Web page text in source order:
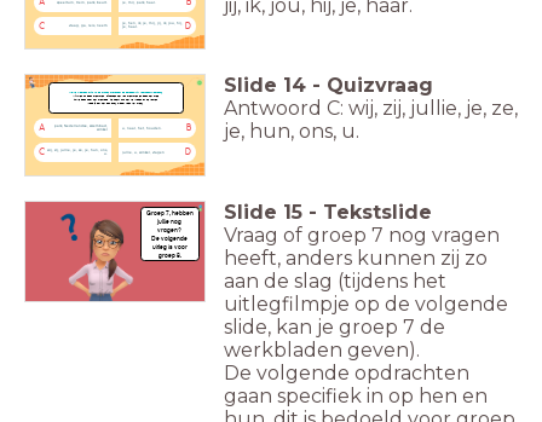
A speeltuin, trein, park, beurt. B
je, mij, park, haar.
C vraag, ga, reis, neem D
je, hen, ik, je, mij, jij, ik, jou, hij,
je, haar.
jij, ik, jou, hij, je, haar.
Welke woorden zijn in de zinnen hieronder de persoonlijk voornaamwoorden?
Wij willen nu gaan zwemmen. Zij houden niet van zwemmen en gaan niet mee.
Jullie gaan naar het zwembad. Je hoeft hun niet te vragen of ze komen.
Vraag je dat niet aan ons? U gaat toch wel mee?
A park, Nederlandse, zwembad,
winkel B
u, naar, het, houden.
C wij, zij, jullie, je, ze, je, hun, ons,
u. D
jullie, u, winkel, vragen
Slide 14 - Quizvraag
Antwoord C: wij, zij, jullie, je, ze,
je, hun, ons, u.
Groep 7, hebben
jullie nog
vragen?
De volgende
uitleg is voor
groep 8.
Slide 15 - Tekstslide
Vraag of groep 7 nog vragen
heeft, anders kunnen zij zo
aan de slag (tijdens het
uitlegfilmpje op de volgende
slide, kan je groep 7 de
werkbladen geven).
De volgende opdrachten
gaan specifiek in op hen en